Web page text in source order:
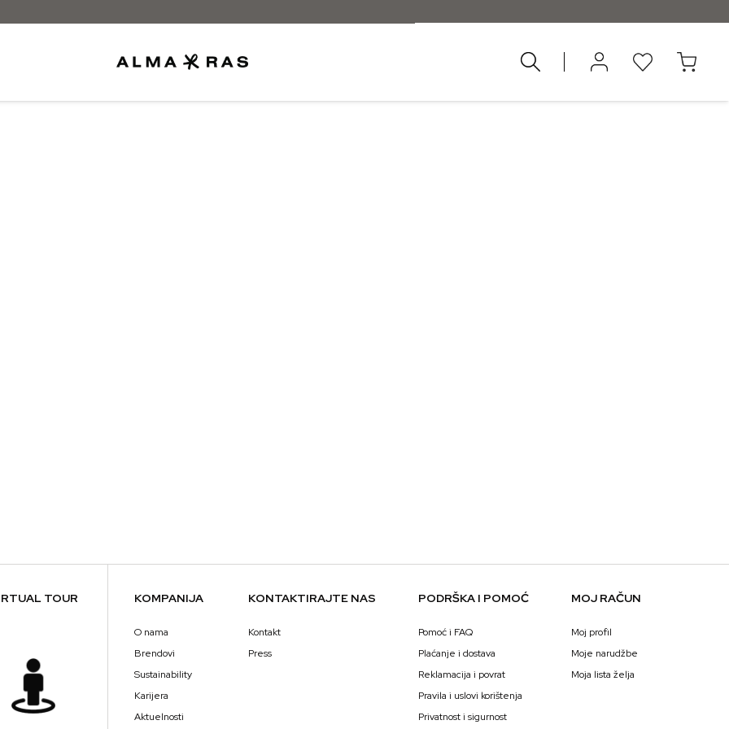
TOUR KOMPANIJA
O nama
Brendovi
Sustainability
Karijera
Aktuelnosti
KONTAKTIRAJTE NAS
Kontakt
Press
PODRŠKA I POMOĆ
Pomoć i FAQ
Plaćanje i dostava
Reklamacija i povrat
Pravila i uslovi korištenja
Privatnost i sigurnost
MOJ RAČUN
Moj profil
Moje narudžbe
Moja lista želja